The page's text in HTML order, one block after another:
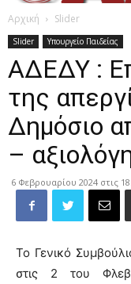
Αρχική Slider
Slider Υπουργείο Παιδείας
ΑΔΕΔΥ :
της
Δημόσιο
–
6 Φεβρουαρίου 2024 στις
Το Γενικό
στις 2 του